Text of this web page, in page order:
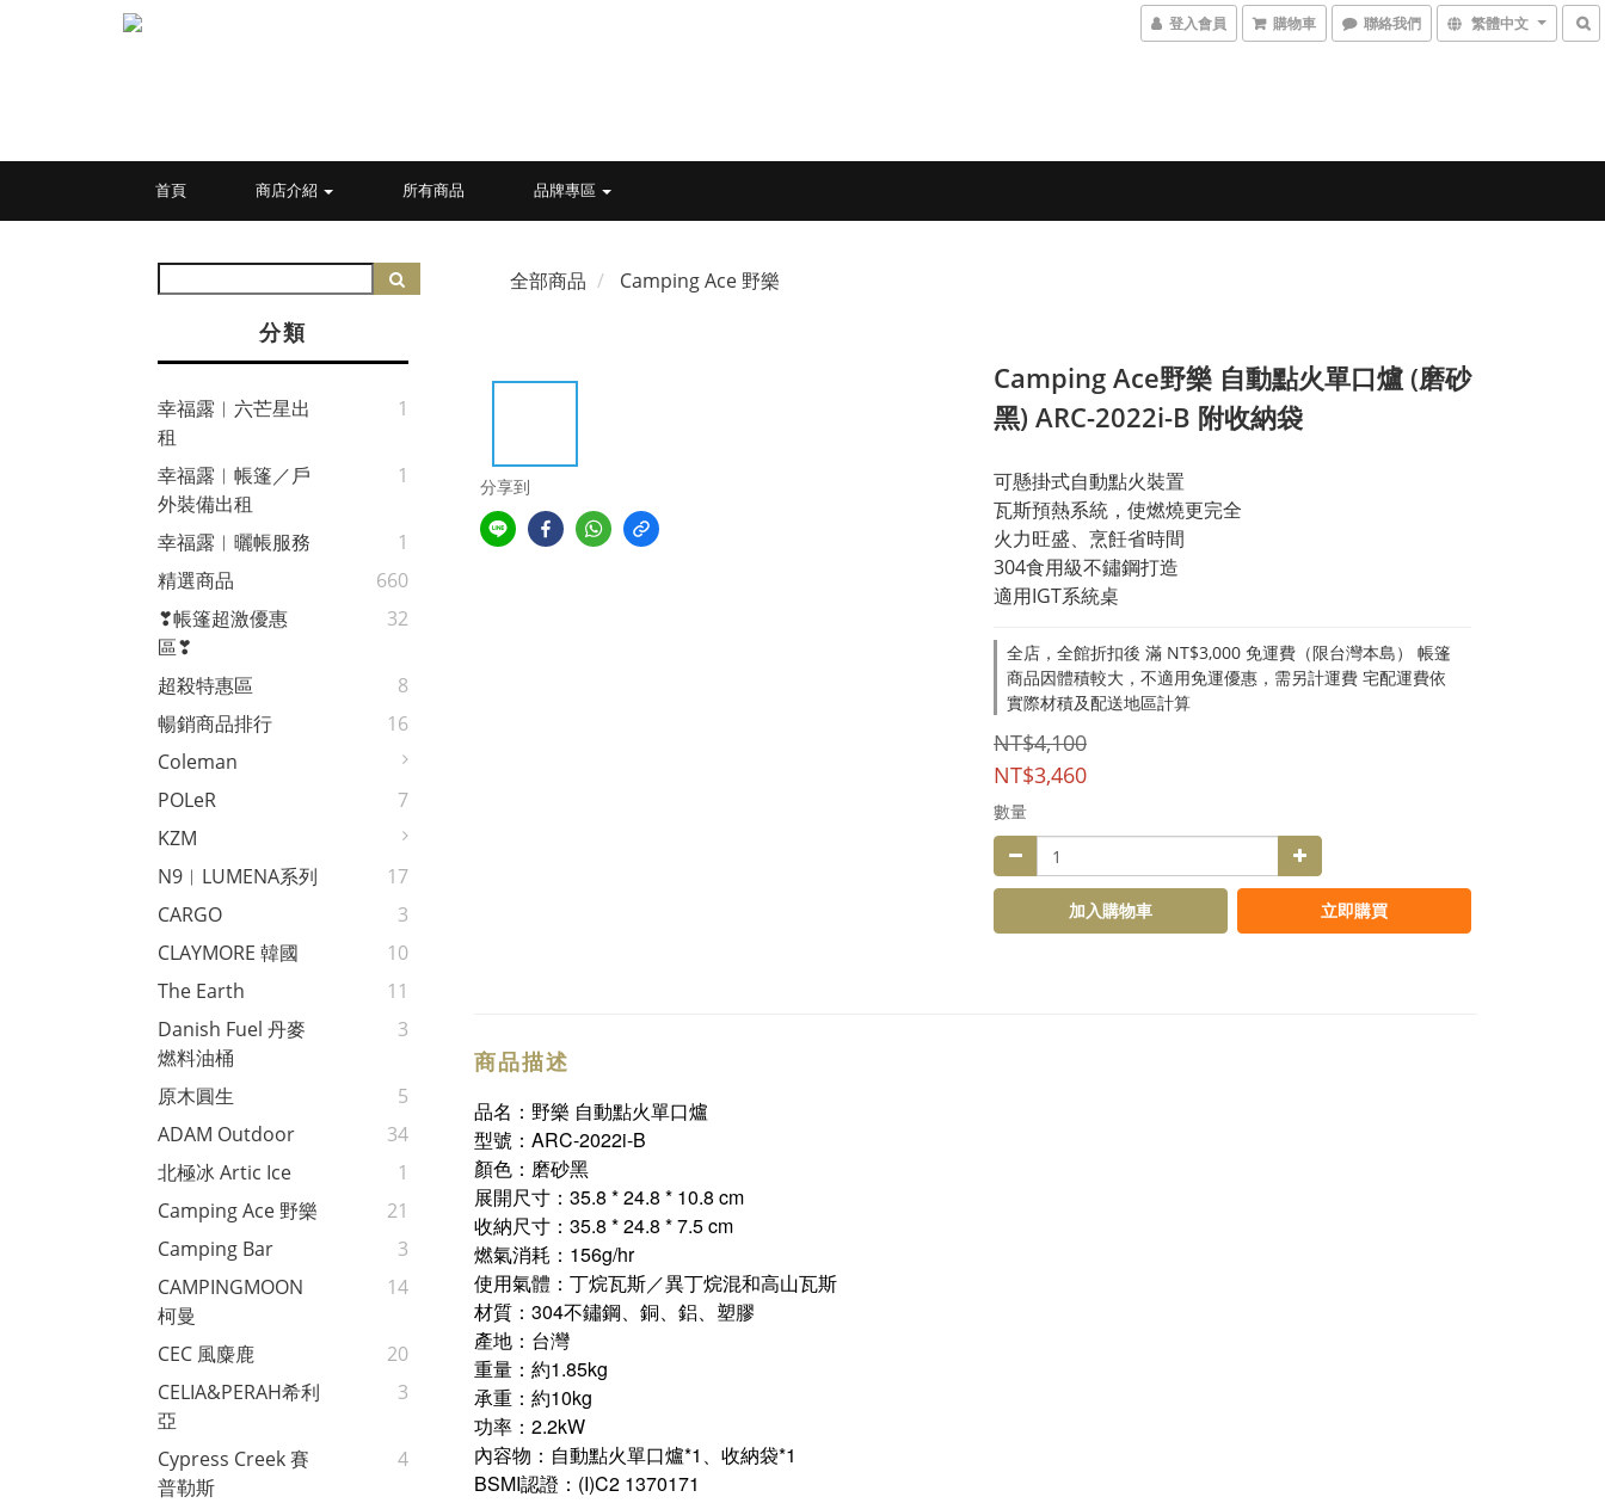
登入會員 購物車 聯絡我們 繁體中文
首頁 商店介紹 所有商品 品牌專區
分類
幸福露︱六芒星出
租
1
幸福露︱帳篷／戶
外裝備出租
1
幸福露︱曬帳服務
1
精選商品
660
❣帳篷超激優惠
區❣
32
超殺特惠區
8
暢銷商品排行
16
Coleman
POLeR
7
KZM
N9︱LUMENA系列
17
CARGO
3
CLAYMORE 韓國
10
The Earth
11
Danish Fuel 丹麥
燃料油桶
3
原木圓生
5
ADAM Outdoor
34
北極冰 Artic Ice
1
Camping Ace 野樂
21
Camping Bar
3
CAMPINGMOON
柯曼
14
CEC 風麋鹿
20
CELIA&PERAH希利
亞
3
Cypress Creek 賽
普勒斯
4
全部商品 Camping Ace 野樂
分享到
Camping Ace野樂 自動點火單口爐 (磨砂
黑) ARC-2022i-B 附收納袋
可懸掛式自動點火裝置
瓦斯預熱系統，使燃燒更完全
火力旺盛、烹飪省時間
304食用級不鏽鋼打造
適用IGT系統桌
全店，全館折扣後 滿 NT$3,000 免運費（限台灣本島） 帳篷
商品因體積較大，不適用免運優惠，需另計運費 宅配運費依
實際材積及配送地區計算
NT$4,100
NT$3,460
數量
加入購物車 立即購買
商品描述
品名：野樂 自動點火單口爐
型號：ARC-2022i-B
顏色：磨砂黑
展開尺寸：35.8 * 24.8 * 10.8 cm
收納尺寸：35.8 * 24.8 * 7.5 cm
燃氣消耗：156g/hr
使用氣體：丁烷瓦斯／異丁烷混和高山瓦斯
材質：304不鏽鋼、銅、鋁、塑膠
產地：台灣
重量：約1.85kg
承重：約10kg
功率：2.2kW
內容物：自動點火單口爐*1、收納袋*1
BSMI認證：(I)C2 1370171